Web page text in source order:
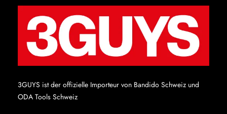
3GUYS ist der offizielle Importeur von Bandido Schweiz und
ODA Tools Schweiz